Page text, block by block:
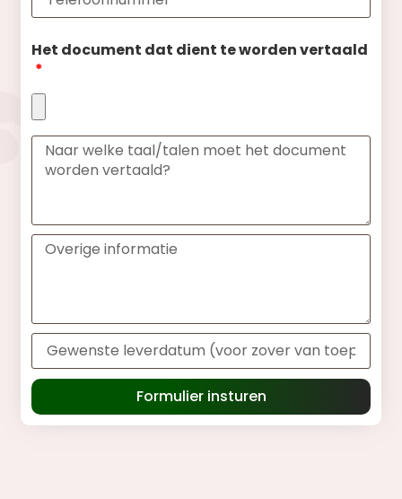
Het document dat dient te worden vertaald
Formulier insturen